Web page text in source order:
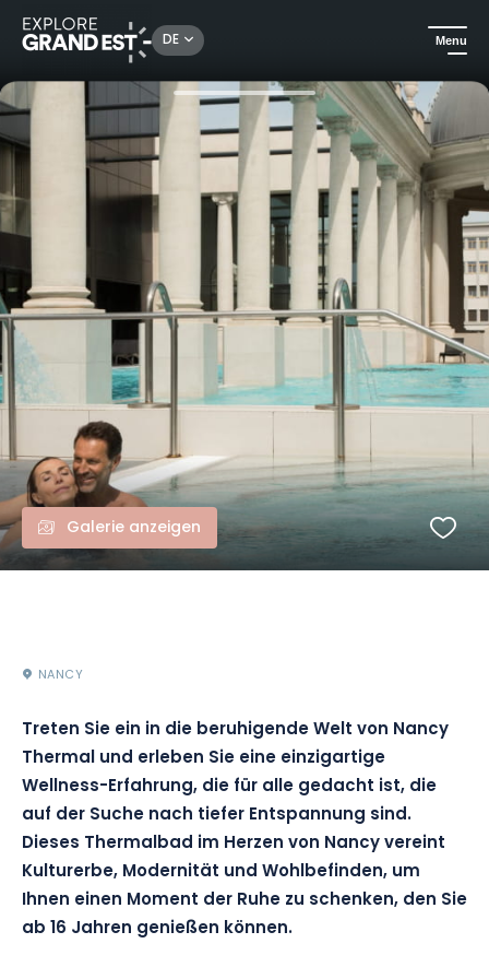
DE Menu
Sehenswertes in der Region Grand Est Eintritt Spa Thermal Wellness
Galerie anzeigen
NANCY
Treten Sie ein in die beruhigende Welt von Nancy
Thermal und erleben Sie eine einzigartige
Wellness-Erfahrung, die für alle gedacht ist, die
auf der Suche nach tiefer Entspannung sind.
Dieses Thermalbad im Herzen von Nancy vereint
Kulturerbe, Modernität und Wohlbefinden, um
Ihnen einen Moment der Ruhe zu schenken, den Sie
ab 16 Jahren genießen können.